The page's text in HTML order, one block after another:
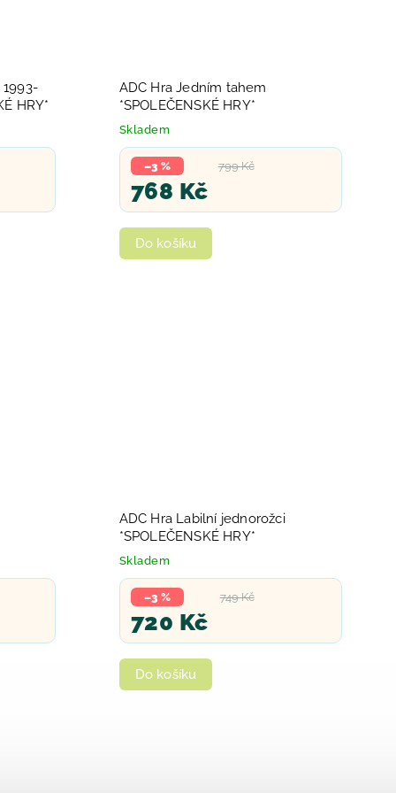
HRY*
ADC Hra Jedním tahem
*SPOLEČENSKÉ HRY*
Skladem
799 Kč
–3 %
768 Kč
Do košíku
ADC Hra Labilní jednorožci
*SPOLEČENSKÉ HRY*
Skladem
749 Kč
–3 %
720 Kč
Do košíku